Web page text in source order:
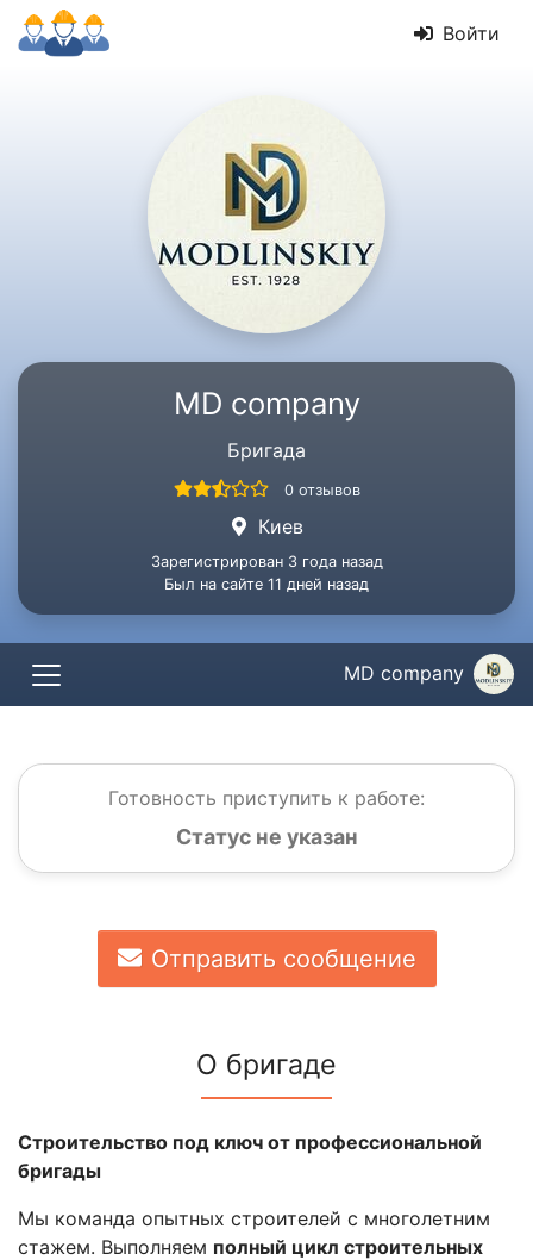
Войти
MD company
Бригада
0 отзывов
Киев
Зарегистрирован 3 года назад
Был на сайте 11 дней назад
MD company
Готовность приступить к работе:
Статус не указан
Отправить сообщение
О бригаде
Строительство под ключ от профессиональной
бригады
Мы команда опытных строителей с многолетним
стажем. Выполняем полный цикл строительных